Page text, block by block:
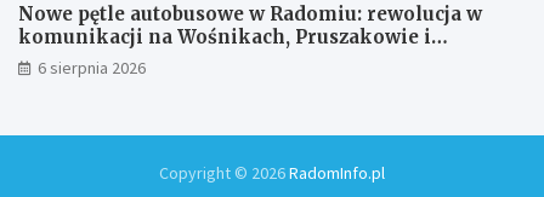
Nowe pętle autobusowe w Radomiu: rewolucja w
komunikacji na Wośnikach, Pruszakowie i
Zamłyniu
6 sierpnia 2026
Copyright © 2026RadomInfo.pl